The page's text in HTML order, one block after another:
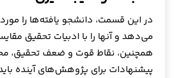
در این قسمت، دانشجو یافته‌ها را
می‌دهد و آنها را با ادبیات تحقیق
همچنین، نقاط قوت و ضعف تحقیق،
پیشنهادات برای پژوهش‌های آینده